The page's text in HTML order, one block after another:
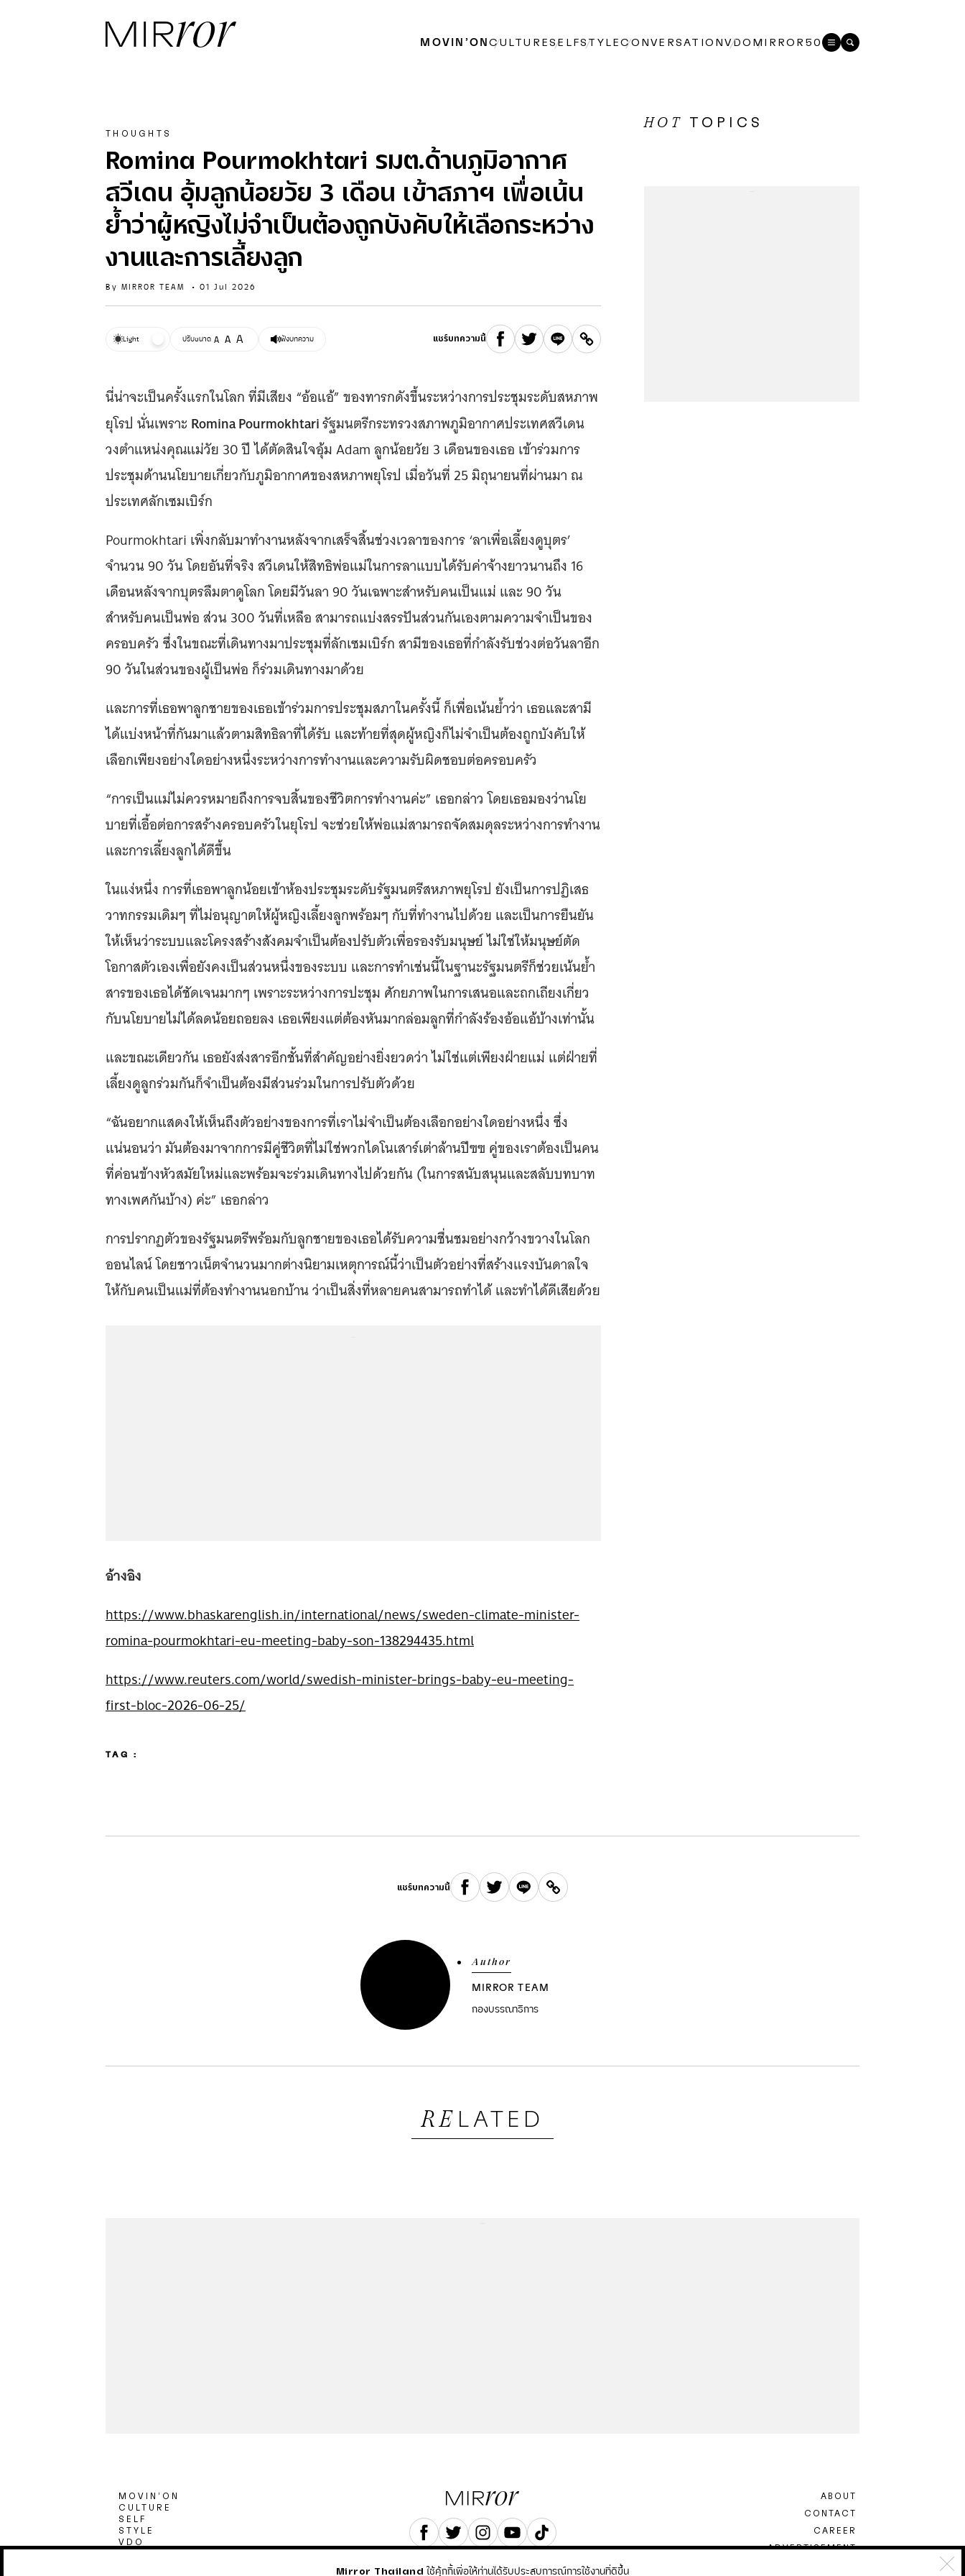
MOVIN’ONCULTURE SELFSTYLE VDO
CONVERSATION MIRROR50
THOUGHTS
Romina Pourmokhtari รมต.ด้านภูมิอากาศ
สวีเดน อุ้มลูกน้อยวัย 3 เดือน เข้าสภาฯ เพื่อเน้น
ย้ำว่าผู้หญิงไม่จำเป็นต้องถูกบังคับให้เลือกระหว่าง
งานและการเลี้ยงลูก
By MIRROR TEAM • 01 Jul 2026
Light ปรับขนาด A A A ฟังบทความ แชร์บทความนี้
นี่น่าจะเป็นครั้งแรกในโลก ที่มีเสียง “อ้อแอ้” ของทารกดังขึ้นระหว่างการประชุมระดับสหภาพ
ยุโรป นั่นเพราะ Romina Pourmokhtariรัฐมนตรีกระทรวงสภาพภูมิอากาศประเทศสวีเดน
วงตำแหน่งคุณแม่วัย 30 ปี ได้ตัดสินใจอุ้ม Adam ลูกน้อยวัย 3 เดือนของเธอ เข้าร่วมการ
ประชุมด้านนโยบายเกี่ยวกับภูมิอากาศของสหภาพยุโรป เมื่อวันที่ 25 มิถุนายนที่ผ่านมา ณ
ประเทศลักเซมเบิร์ก
Pourmokhtari เพิ่งกลับมาทำงานหลังจากเสร็จสิ้นช่วงเวลาของการ ‘ลาเพื่อเลี้ยงดูบุตร’
จำนวน 90 วัน โดยอันที่จริง สวีเดนให้สิทธิพ่อแม่ในการลาแบบได้รับค่าจ้างยาวนานถึง 16
เดือนหลังจากบุตรลืมตาดูโลก โดยมีวันลา 90 วันเฉพาะสำหรับคนเป็นแม่ และ 90 วัน
สำหรับคนเป็นพ่อ ส่วน 300 วันที่เหลือ สามารถแบ่งสรรปันส่วนกันเองตามความจำเป็นของ
ครอบครัว ซึ่งในขณะที่เดินทางมาประชุมที่ลักเซมเบิร์ก สามีของเธอที่กำลังรับช่วงต่อวันลาอีก
90 วันในส่วนของผู้เป็นพ่อ ก็ร่วมเดินทางมาด้วย
และการที่เธอพาลูกชายของเธอเข้าร่วมการประชุมสภาในครั้งนี้ ก็เพื่อเน้นย้ำว่า เธอและสามี
ได้แบ่งหน้าที่กันมาแล้วตามสิทธิลาที่ได้รับ และท้ายที่สุดผู้หญิงก็ไม่จำเป็นต้องถูกบังคับให้
เลือกเพียงอย่างใดอย่างหนึ่งระหว่างการทำงานและความรับผิดชอบต่อครอบครัว
“การเป็นแม่ไม่ควรหมายถึงการจบสิ้นของชีวิตการทำงานค่ะ” เธอกล่าว โดยเธอมองว่านโย
บายที่เอื้อต่อการสร้างครอบครัวในยุโรป จะช่วยให้พ่อแม่สามารถจัดสมดุลระหว่างการทำงาน
และการเลี้ยงลูกได้ดีขึ้น
ในแง่หนึ่ง การที่เธอพาลูกน้อยเข้าห้องประชุมระดับรัฐมนตรีสหภาพยุโรป ยังเป็นการปฏิเสธ
วาทกรรมเดิมๆ ที่ไม่อนุญาตให้ผู้หญิงเลี้ยงลูกพร้อมๆ กับที่ทำงานไปด้วย และเป็นการยืนยัน
ให้เห็นว่าระบบและโครงสร้างสังคมจำเป็นต้องปรับตัวเพื่อรองรับมนุษย์ ไม่ใช่ให้มนุษย์ตัด
โอกาสตัวเองเพื่อยังคงเป็นส่วนหนึ่งของระบบ และการทำเช่นนี้ในฐานะรัฐมนตรีก็ช่วยเน้นย้ำ
สารของเธอได้ชัดเจนมากๆ เพราะระหว่างการปะชุม ศักยภาพในการเสนอและถกเถียงเกี่ยว
กับนโยบายไม่ได้ลดน้อยถอยลง เธอเพียงแต่ต้องหันมากล่อมลูกที่กำลังร้องอ้อแอ้บ้างเท่านั้น
และขณะเดียวกัน เธอยังส่งสารอีกชั้นที่สำคัญอย่างยิ่งยวดว่า ไม่ใช่แต่เพียงฝ่ายแม่ แต่ฝ่ายที่
เลี้ยงดูลูกร่วมกันก็จำเป็นต้องมีส่วนร่วมในการปรับตัวด้วย
“ฉันอยากแสดงให้เห็นถึงตัวอย่างของการที่เราไม่จำเป็นต้องเลือกอย่างใดอย่างหนึ่ง ซึ่ง
แน่นอนว่า มันต้องมาจากการมีคู่ชีวิตที่ไม่ใช่พวกไดโนเสาร์เต่าล้านปีฃฃ คู่ของเราต้องเป็นคน
ที่ค่อนข้างหัวสมัยใหม่และพร้อมจะร่วมเดินทางไปด้วยกัน (ในการสนับสนุนและสลับบทบาท
ทางเพศกันบ้าง) ค่ะ” เธอกล่าว
การปรากฏตัวของรัฐมนตรีพร้อมกับลูกชายของเธอได้รับความชื่นชมอย่างกว้างขวางในโลก
ออนไลน์ โดยชาวเน็ตจำนวนมากต่างนิยามเหตุการณ์นี้ว่าเป็นตัวอย่างที่สร้างแรงบันดาลใจ
ให้กับคนเป็นแม่ที่ต้องทำงานนอกบ้าน ว่าเป็นสิ่งที่หลายคนสามารถทำได้ และทำได้ดีเสียด้วย
อ้างอิง
https://www.bhaskarenglish.in/international/news/sweden-climate-minister-
romina-pourmokhtari-eu-meeting-baby-son-138294435.html
https://www.reuters.com/world/swedish-minister-brings-baby-eu-meeting-
first-bloc-2026-06-25/
TAG :
แชร์บทความนี้
Author
MIRROR TEAM
กองบรรณาธิการ
RE LATED
HOT TOPICS
MOVIN’ON
CULTURE
SELF
STYLE
VDO
COPYRIGHT © 2023 TREND VG3 CO., LTD.
ALL RIGHTS RESERVED.
ABOUT
CONTACT
CAREER
ADVERTISEMENT
Mirror Thailand ใช้คุ้กกี้เพื่อให้ท่านได้รับประสบการณ์การใช้งานที่ดีขึ้น